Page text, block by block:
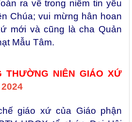
ra về trong niềm tin yêu
Chúa; vui mừng hân hoan
mới và cũng là cha Quản
Mẫu Tâm.
THƯỜNG NIÊN GIÁO XỨ
giáo xứ của Giáo phận